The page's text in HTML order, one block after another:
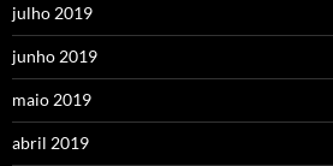
julho 2019
junho 2019
maio 2019
abril 2019